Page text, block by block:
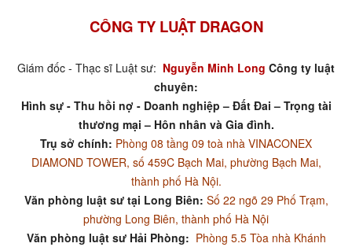
CÔNG TY LUẬT DRAGON
Giám đốc - Thạc sĩ Luật sư: Nguyễn Minh Long Công ty luật
chuyên:
Hình sự - Thu hồi nợ - Doanh nghiệp – Đất Đai – Trọng tài
thương mại – Hôn nhân và Gia đình.
Trụ sở chính: Phòng 08 tầng 09 toà nhà VINACONEX
DIAMOND TOWER, số 459C Bạch Mai, phường Bạch Mai,
thành phố Hà Nội.
Văn phòng luật sư tại Long Biên: Số 22 ngõ 29 Phố Trạm,
phường Long Biên, thành phố Hà Nội
Văn phòng luật sư Hải Phòng: Phòng 5.5 Tòa nhà Khánh